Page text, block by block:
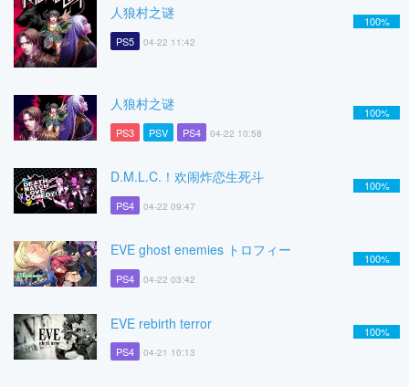
人狼村之谜
PS5 04-22 11:42
100%
人狼村之谜
PS3 PSV PS4 04-22 10:58
100%
D.M.L.C.！欢闹炸恋生死斗
PS4 04-22 09:47
100%
EVE ghost enemies トロフィー
PS4 04-22 03:42
100%
EVE rebirth terror
PS4 04-21 10:13
100%